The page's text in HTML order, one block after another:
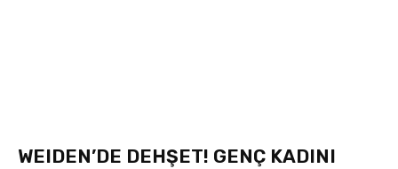
WEIDEN’DE DEHŞET! GENÇ KADINI